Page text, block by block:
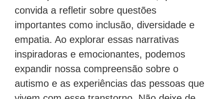
convida a refletir sobre questões
importantes como inclusão, diversidade e
empatia. Ao explorar essas narrativas
inspiradoras e emocionantes, podemos
expandir nossa compreensão sobre o
autismo e as experiências das pessoas que